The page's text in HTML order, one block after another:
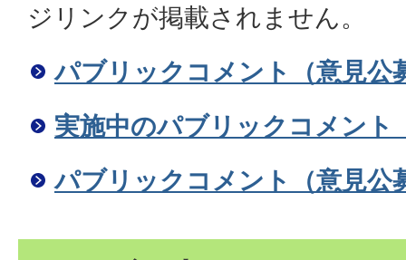
ジリンクが掲載されません。
パブリックコメント（意見公
実施中のパブリックコメント
パブリックコメント（意見公